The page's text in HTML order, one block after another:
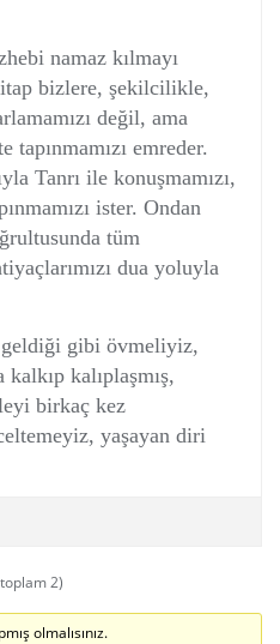
namaz kılmayı
bizlere, şekilcilikle,
değil, ama
tapınmamızı emreder.
Tanrı ile konuşmamızı,
ister. Ondan
tüm
dua yoluyla
gibi övmeliyiz,
kalkıp kalıplaşmış,
birkaç kez
yaşayan diri
2)
olmalısınız.